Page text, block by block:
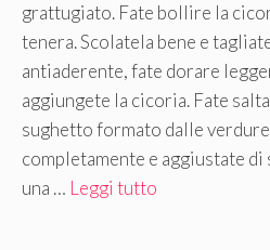
grattugiato. Fate bollire la
tenera. Scolatela bene e
antiaderente, fate dorare
aggiungete la cicoria. Fate
sughetto formato dalle
completamente e aggiustate
una … Leggi tutto